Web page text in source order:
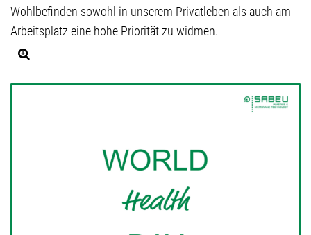
Wohlbefinden sowohl in unserem Privatleben als auch am
Arbeitsplatz eine hohe Priorität zu widmen.